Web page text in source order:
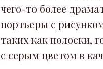
чего-то более
портьеры с
таких как полоски,
с серым цветом в